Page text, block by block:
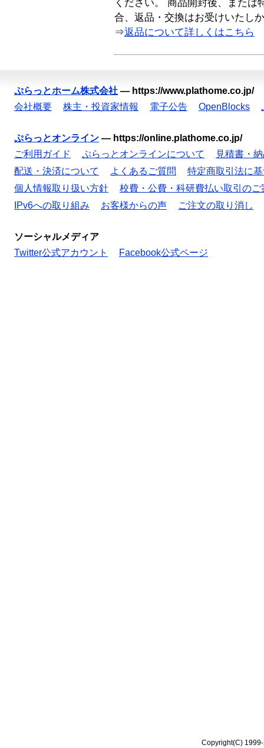
ください。 商品開封後、または
合、返品・交換はお受けいたし
⇒返品について詳しくはこちら
ぷらっとホーム株式会社 — https://www.plathome.co.jp/
会社概要
株主・投資家情報 電子公告 OpenBlocks
ぷらっとオンライン — https://online.plathome.co.jp/
ご利用ガイド
ぷらっとオンラインについて
見積書・
配送・決済について
よくあるご質問
特定商取引法に
個人情報取り扱い方針
校費・公費・科研費払い取引のご
IPv6への取り組み
お客様からの声 ご注文の取り消し
ソーシャルメディア
Twitter公式アカウント
Facebook公式ページ
Copyright(C)